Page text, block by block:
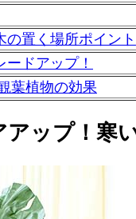
の置く場所ポイント
ドアップ！
葉植物の効果
ップ！寒